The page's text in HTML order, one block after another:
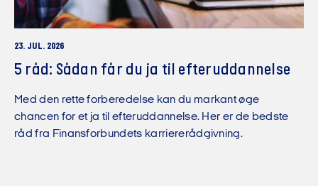
23. JUL. 2026
5 råd: Sådan får du ja til efteruddannelse
Med den rette forberedelse kan du markant øge
chancen for et ja til efteruddannelse. Her er de bedste
råd fra Finansforbundets karriererådgivning.